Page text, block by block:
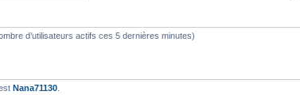
d’utilisateurs actifs ces 5 dernières minutes)
Nana71130